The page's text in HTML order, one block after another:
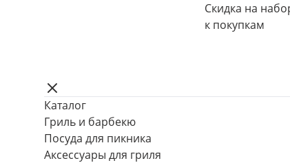
Скидка на
к покупкам
Каталог
Гриль и барбекю
Посуда для пикника
Аксессуары для гриля